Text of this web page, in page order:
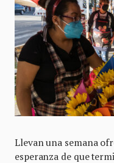
Llevan una semana
esperanza de que